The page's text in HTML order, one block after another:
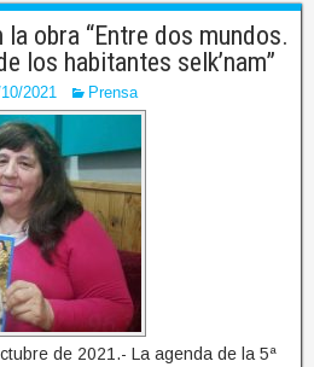
la obra “Entre dos mundos.
los habitantes selk’nam”
2021 Prensa
de 2021.- La agenda de la 5ª